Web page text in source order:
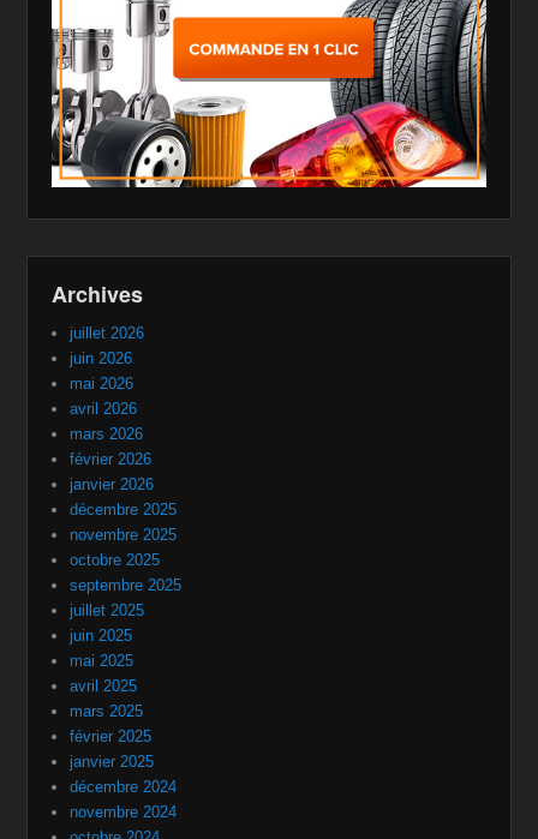
Archives
juillet 2026
juin 2026
mai 2026
avril 2026
mars 2026
février 2026
janvier 2026
décembre 2025
novembre 2025
octobre 2025
septembre 2025
juillet 2025
juin 2025
mai 2025
avril 2025
mars 2025
février 2025
janvier 2025
décembre 2024
novembre 2024